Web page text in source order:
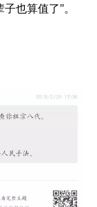
也算值了"。